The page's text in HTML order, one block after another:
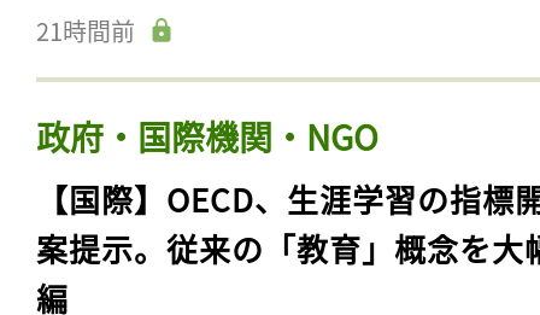
21時間前
政府・国際機関・NGO
【国際】OECD、生涯学習の指標
案提示。従来の「教育」概念を大
編